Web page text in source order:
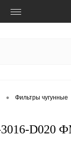
• Фильтры чугунные
3016-D020